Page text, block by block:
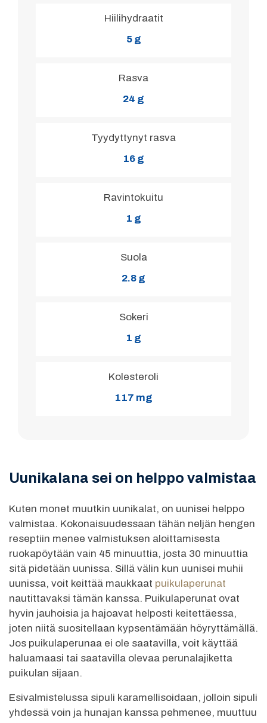
Hiilihydraatit
5 g
Rasva
24 g
Tyydyttynyt rasva
16 g
Ravintokuitu
1 g
Suola
2.8 g
Sokeri
1 g
Kolesteroli
117 mg
Uunikalana sei on helppo valmistaa
Kuten monet muutkin uunikalat, on uunisei helppo
valmistaa. Kokonaisuudessaan tähän neljän hengen
reseptiin menee valmistuksen aloittamisesta
ruokapöytään vain 45 minuuttia, josta 30 minuuttia
sitä pidetään uunissa. Sillä välin kun uunisei muhii
uunissa, voit keittää maukkaat puikulaperunat
nautittavaksi tämän kanssa. Puikulaperunat ovat
hyvin jauhoisia ja hajoavat helposti keitettäessa,
joten niitä suositellaan kypsentämään höyryttämällä.
Jos puikulaperunaa ei ole saatavilla, voit käyttää
haluamaasi tai saatavilla olevaa perunalajiketta
puikulan sijaan.
Esivalmistelussa sipuli karamellisoidaan, jolloin sipuli
yhdessä voin ja hunajan kanssa pehmenee, muuttuu